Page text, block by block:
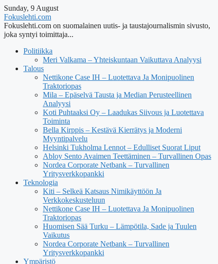
Sunday, 9 August
Fokuslehti.com
Fokuslehti.com on suomalainen uutis- ja taustajournalismin sivusto,
joka syntyi toimittaja...
Politiikka
Meri Valkama – Yhteiskuntaan Vaikuttava Analyysi
Talous
Nettikone Case IH – Luotettava Ja Monipuolinen
Traktoriopas
Mila – Epäselvä Tausta ja Median Perusteellinen
Analyysi
Koti Puhtaaksi Oy – Laadukas Siivous ja Luotettava
Toiminta
Bella Kirppis – Kestävä Kierrätys ja Moderni
Myyntipalvelu
Helsinki Tukholma Lennot – Edulliset Suorat Liput
Abloy Sento Avaimen Teettäminen – Turvallinen Opas
Nordea Corporate Netbank – Turvallinen
Yritysverkkopankki
Teknologia
Kiti – Selkeä Katsaus Nimikäyttöön Ja
Verkkokeskusteluun
Nettikone Case IH – Luotettava Ja Monipuolinen
Traktoriopas
Huomisen Sää Turku – Lämpötila, Sade ja Tuulen
Vaikutus
Nordea Corporate Netbank – Turvallinen
Yritysverkkopankki
Ympäristö